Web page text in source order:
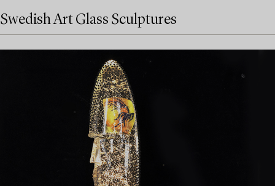
Swedish Art Glass Sculptures